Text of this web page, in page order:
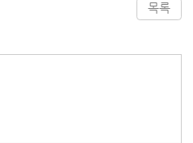
목록